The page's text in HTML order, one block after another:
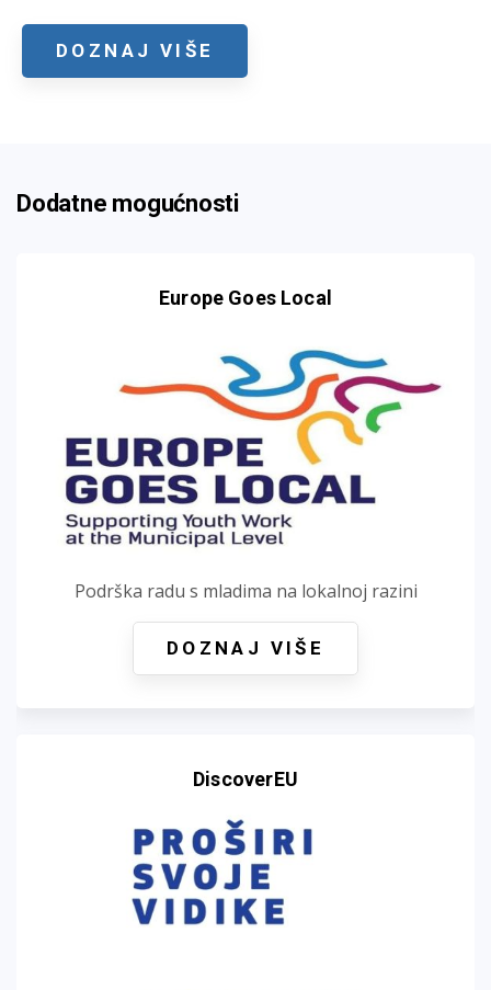
DOZNAJ VIŠE
Dodatne mogućnosti
Europe Goes Local
Podrška radu s mladima na lokalnoj razini
DOZNAJ VIŠE
DiscoverEU